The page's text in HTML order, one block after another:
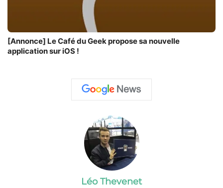
[Annonce] Le Café du Geek propose sa nouvelle
application sur iOS !
Léo Thevenet